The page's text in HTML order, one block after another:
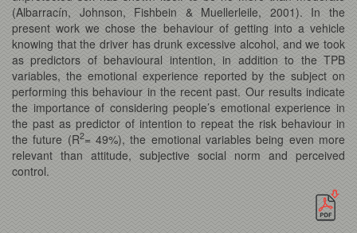
(Albarracín, Johnson, Fishbein & Muellerleile, 2001). In the
present work we chose the behaviour of getting into a vehicle
knowing that the driver has drunk excessive alcohol, and we took
as predictors of behavioural intention, in addition to the TPB
variables, the emotional experience reported by the subject on
performing this behaviour in the recent past. Our results indicate
the importance of considering people’s emotional experience in
the past as predictor of intention to repeat the risk behaviour in
the future (R2= 49%), the emotional variables being even more
relevant than attitude, subjective social norm and perceived
control.